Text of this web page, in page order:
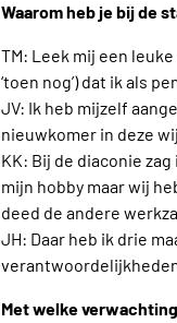
Waarom heb je bij de
TM: Leek mij een
‘toen nog’) dat ik als
JV: Ik heb mijzelf
nieuwkomer in deze
KK: Bij de diaconie
mijn hobby maar wij
deed de andere
JH: Daar heb ik drie
Met welke